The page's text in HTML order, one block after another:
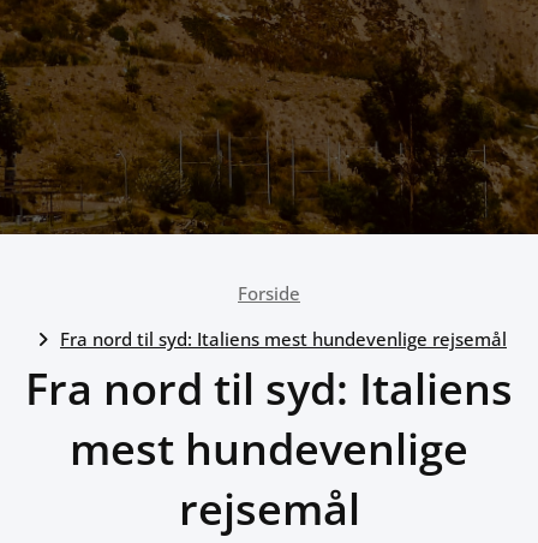
Forside
Fra nord til syd: Italiens mest hundevenlige rejsemål
Fra nord til syd: Italiens
mest hundevenlige
rejsemål